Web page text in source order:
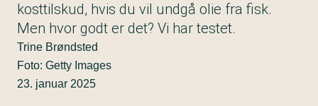
kosttilskud, hvis du vil undgå olie fra fisk.
Men hvor godt er det? Vi har testet.
Trine Brøndsted
Foto: Getty Images
23. januar 2025